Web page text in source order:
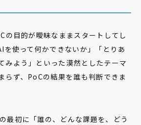
の目的が曖昧なままスタートしてし
を使って何かできないか」「とりあ
みよう」といった漠然としたテーマ
らず、PoCの結果を誰も判断できま
最初に「誰の、どんな課題を、どう